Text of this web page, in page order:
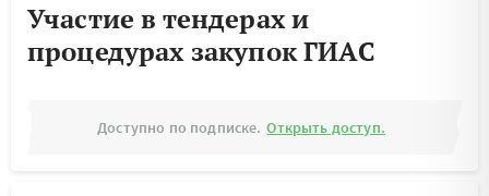
Участие в тендерах и
процедурах закупок ГИАС
Доступно по подписке. Открыть доступ.